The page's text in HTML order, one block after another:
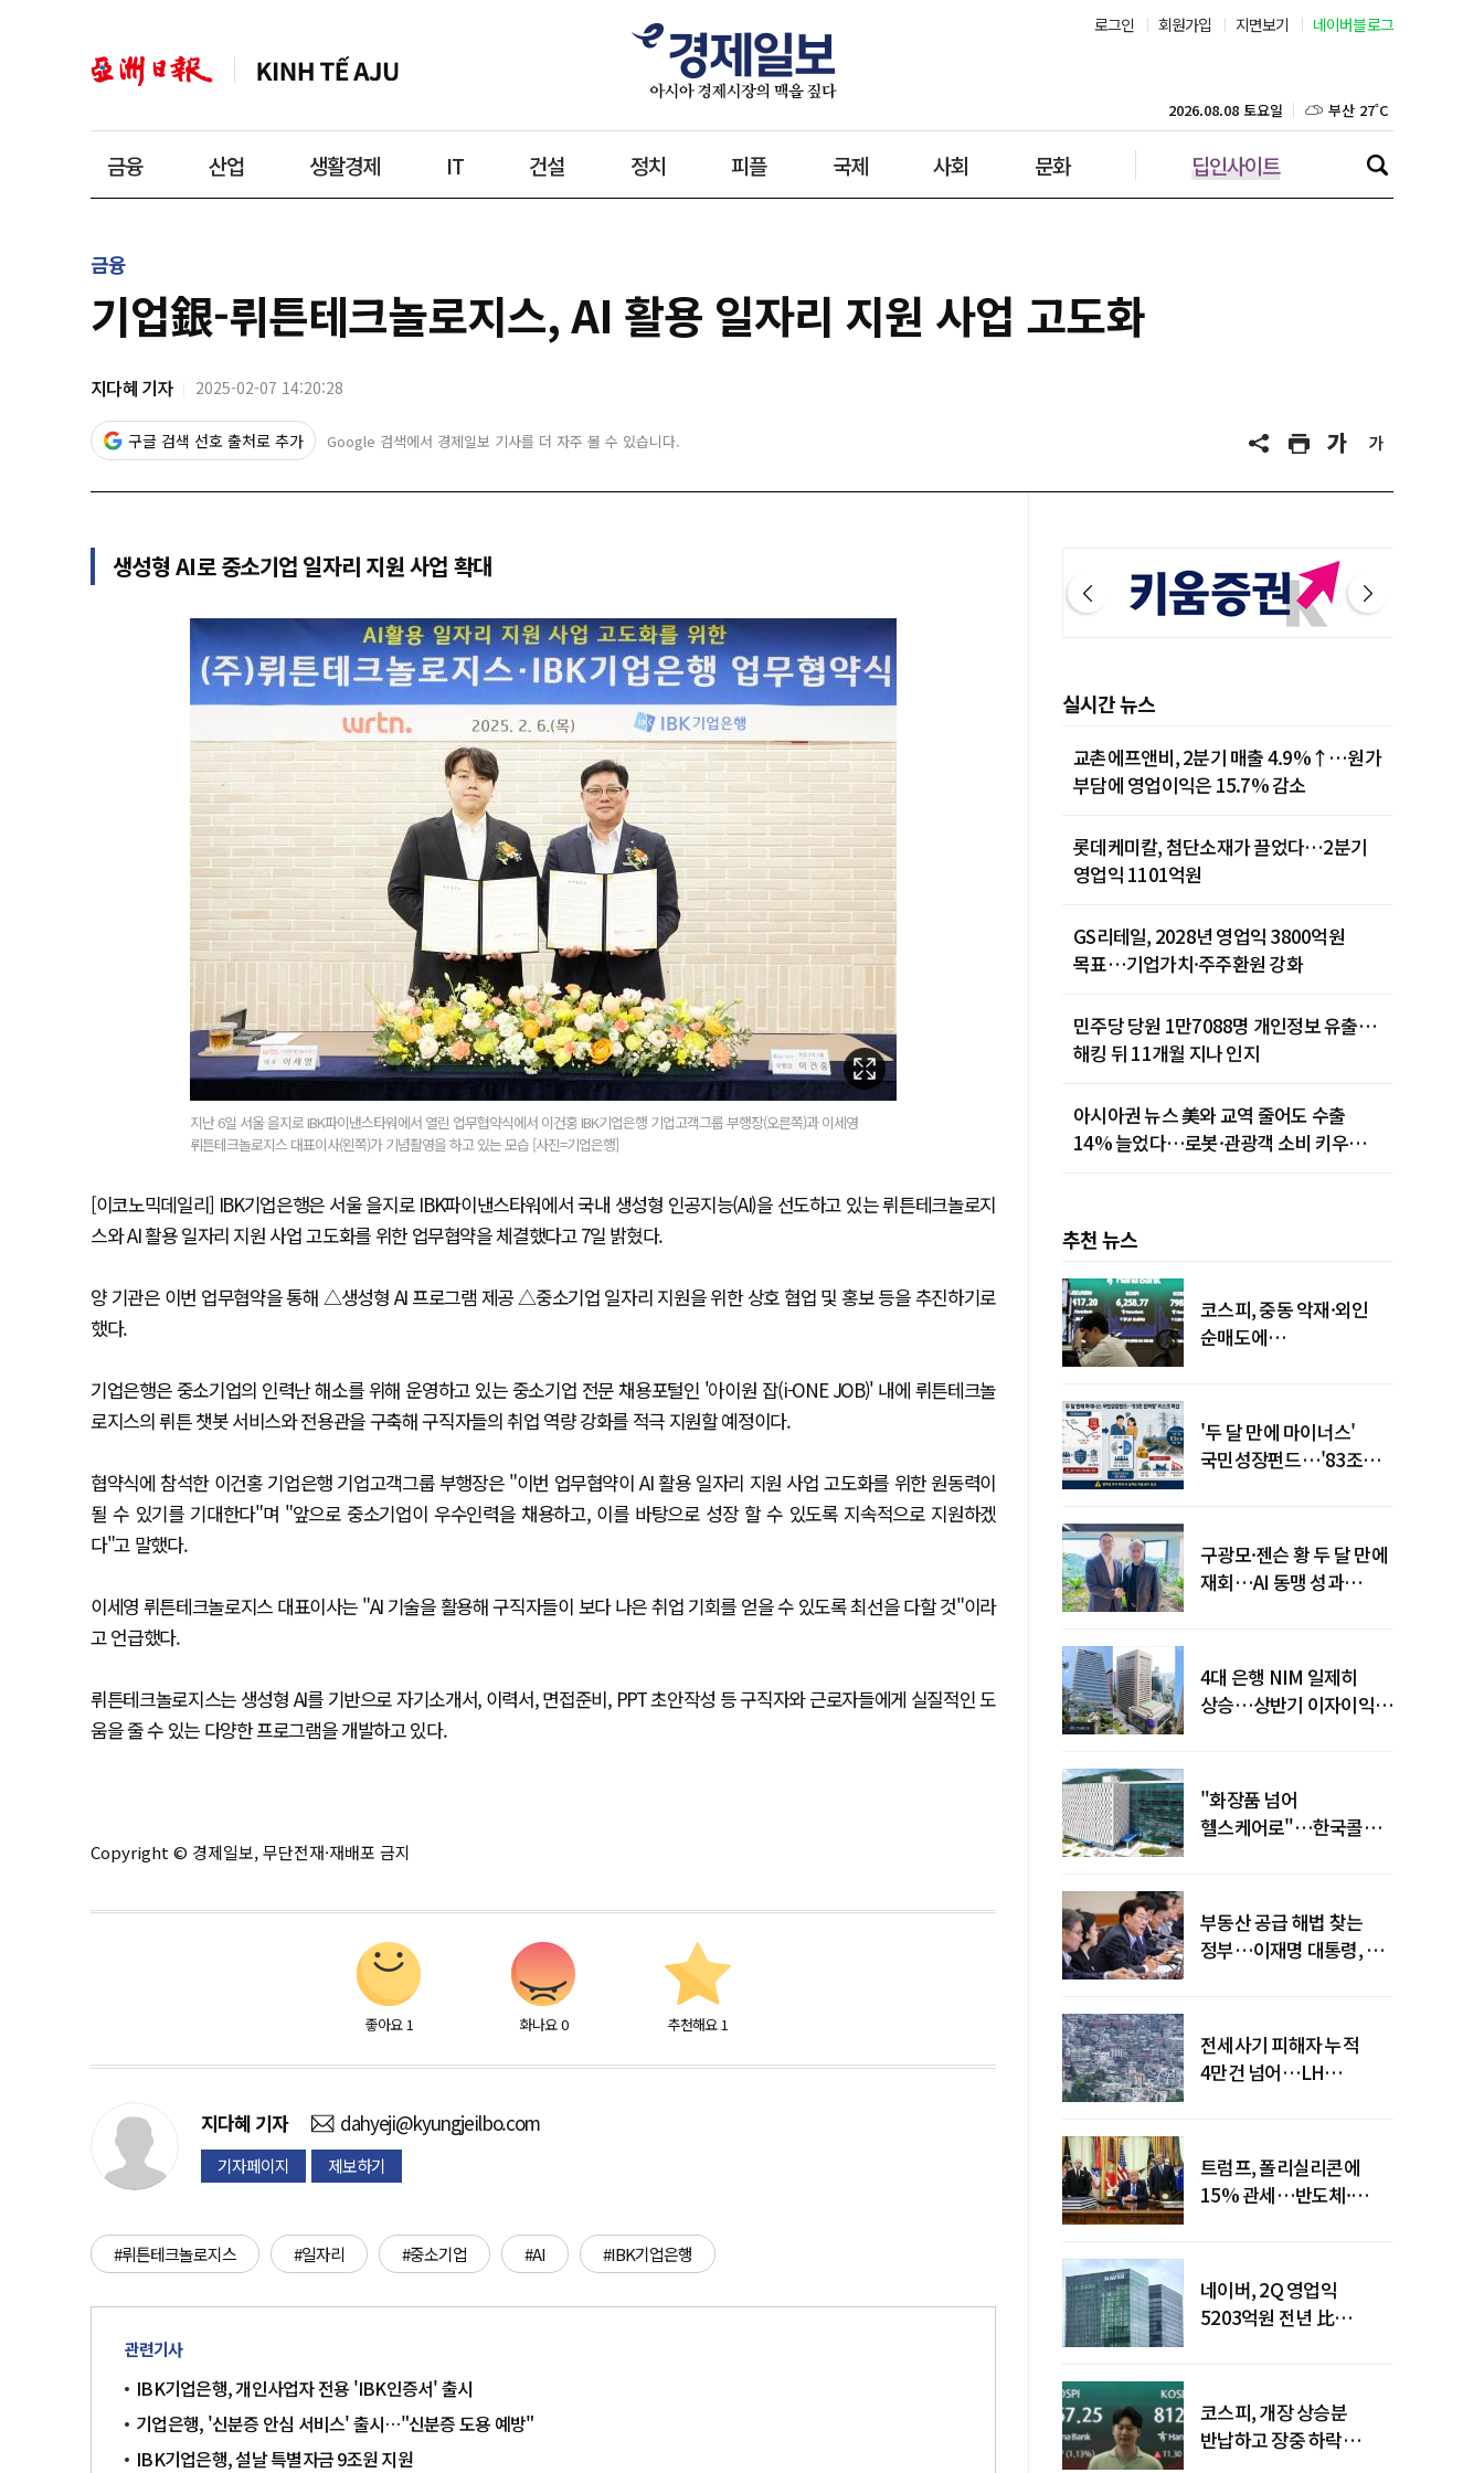
로그인 회원가입 지면보기 네이버블로그
금융 산업 생활경제 IT 건설 정치 피플 국제 사회 문화 딥인사이트
2026.08.08 토요일 대구 25˚C
인천 29˚C
제주 29˚C
금융
기업銀-뤼튼테크놀로지스, AI 활용 일자리 지원 사업 고도화
지다혜 기자 2025-02-07 14:20:28
구글 검색 선호 출처로 추가 Google 검색에서 경제일보 기사를 더 자주 볼 수 있습니다.
생성형 AI로 중소기업 일자리 지원 사업 확대
지난 6일 서울 을지로 IBK파이낸스타워에서 열린 업무협약식에서 이건홍 IBK기업은행 기업고객그룹 부행장(오른쪽)과 이세영
뤼튼테크놀로지스 대표이사(왼쪽)가 기념촬영을 하고 있는 모습 [사진=기업은행]
[이코노믹데일리] IBK기업은행은 서울 을지로 IBK파이낸스타워에서 국내 생성형 인공지능(AI)을 선도하고 있는 뤼튼테크놀로지
스와 AI 활용 일자리 지원 사업 고도화를 위한 업무협약을 체결했다고 7일 밝혔다.
양 기관은 이번 업무협약을 통해 △생성형 AI 프로그램 제공 △중소기업 일자리 지원을 위한 상호 협업 및 홍보 등을 추진하기로
했다.
기업은행은 중소기업의 인력난 해소를 위해 운영하고 있는 중소기업 전문 채용포털인 '아이원 잡(i-ONE JOB)' 내에 뤼튼테크놀
로지스의 뤼튼 챗봇 서비스와 전용관을 구축해 구직자들의 취업 역량 강화를 적극 지원할 예정이다.
협약식에 참석한 이건홍 기업은행 기업고객그룹 부행장은 "이번 업무협약이 AI 활용 일자리 지원 사업 고도화를 위한 원동력이
될 수 있기를 기대한다"며 "앞으로 중소기업이 우수인력을 채용하고, 이를 바탕으로 성장 할 수 있도록 지속적으로 지원하겠
다"고 말했다.
이세영 뤼튼테크놀로지스 대표이사는 "AI 기술을 활용해 구직자들이 보다 나은 취업 기회를 얻을 수 있도록 최선을 다할 것"이라
고 언급했다.
뤼튼테크놀로지스는 생성형 AI를 기반으로 자기소개서, 이력서, 면접준비, PPT 초안작성 등 구직자와 근로자들에게 실질적인 도
움을 줄 수 있는 다양한 프로그램을 개발하고 있다.
Copyright © 경제일보, 무단전재·재배포 금지
좋아요 1 화나요 0 추천해요 1
지다혜 기자 dahyeji@kyungjeilbo.com
기자페이지 제보하기
#뤼튼테크놀로지스 #일자리 #중소기업 #AI #IBK기업은행
관련기사
IBK기업은행, 개인사업자 전용 'IBK인증서' 출시
기업은행, '신분증 안심 서비스' 출시…"신분증 도용 예방"
IBK기업은행, 설날 특별자금 9조원 지원
실시간 뉴스
교촌에프앤비, 2분기 매출 4.9%↑…원가
부담에 영업이익은 15.7% 감소
롯데케미칼, 첨단소재가 끌었다…2분기
영업익 1101억원
GS리테일, 2028년 영업익 3800억원
목표…기업가치·주주환원 강화
민주당 당원 1만7088명 개인정보 유출…
해킹 뒤 11개월 지나 인지
아시아권 뉴스 美와 교역 줄어도 수출
14% 늘었다…로봇·관광객 소비 키우는
추천 뉴스
코스피, 중동 악재·외인
순매도에
'두 달 만에 마이너스'
국민성장펀드…'83조
구광모·젠슨 황 두 달 만에
재회…AI 동맹 성과
4대 은행 NIM 일제히
상승…상반기 이자이익
"화장품 넘어
헬스케어로"…한국콜마,
부동산 공급 해법 찾는
정부…이재명 대통령, 2차
전세사기 피해자 누적
4만건 넘어…LH
트럼프, 폴리실리콘에
15% 관세…반도체·
네이버, 2Q 영업익
5203억원 전년 比
코스피, 개장 상승분
반납하고 장중 하락